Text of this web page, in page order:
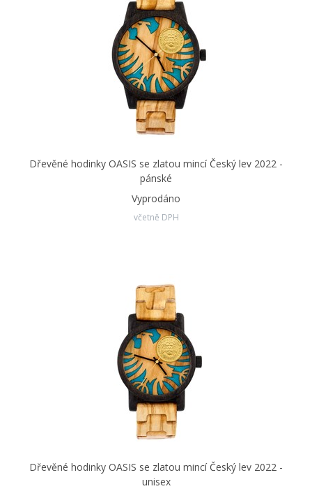
Dřevěné hodinky OASIS se zlatou mincí Český lev 2022 -
pánské
Vyprodáno
včetně DPH
Dřevěné hodinky OASIS se zlatou mincí Český lev 2022 -
unisex